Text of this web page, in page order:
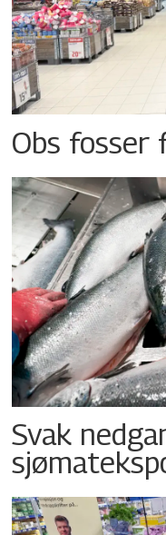
Obs
Svak